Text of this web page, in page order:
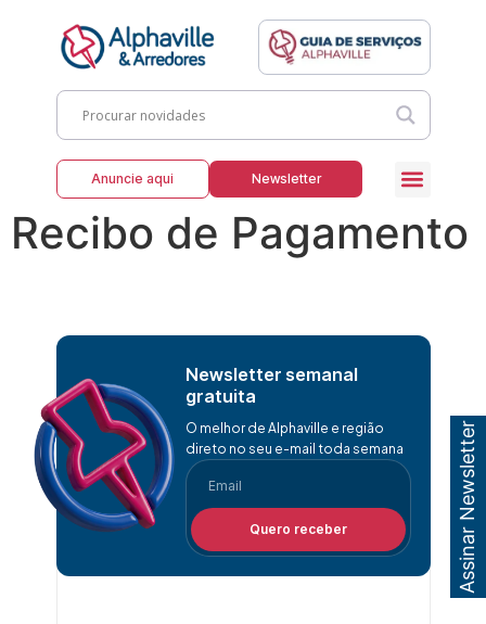
Anuncie aqui Newsletter
Recibo de Pagamento
Newsletter semanal
gratuita
O melhor de Alphaville e região
direto no seu e-mail toda semana
Quero receber Assinar Newsletter